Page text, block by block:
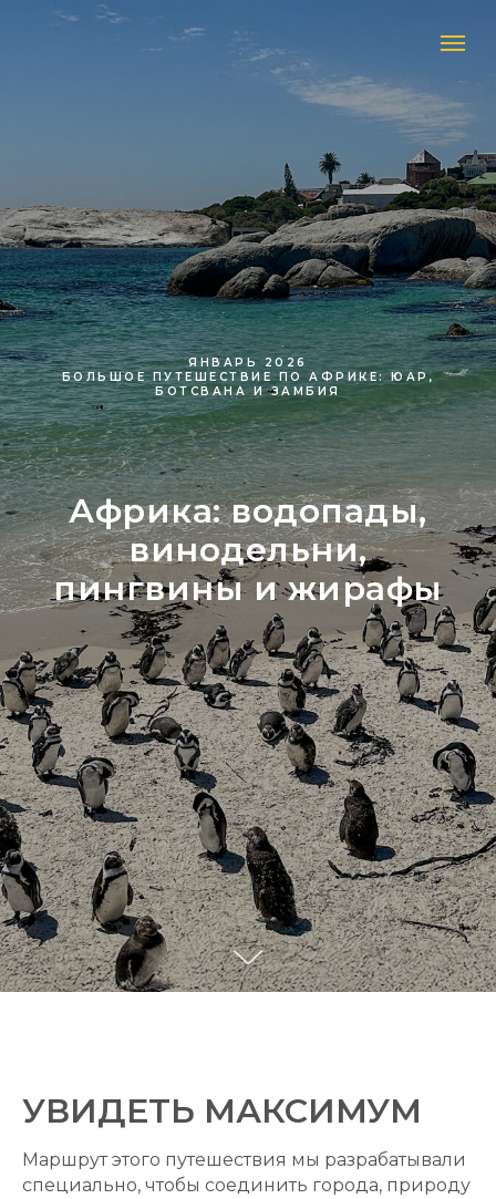
ЯНВАРЬ 2026
БОЛЬШОЕ ПУТЕШЕСТВИЕ ПО АФРИКЕ: ЮАР,
БОТСВАНА И ЗАМБИЯ
Африка: водопады,
винодельни,
пингвины и жирафы
УВИДЕТЬ МАКСИМУМ
Маршрут этого путешествия мы разрабатывали
специально, чтобы соединить города, природу